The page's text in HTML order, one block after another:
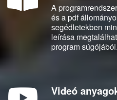
A
és a pdf
segédletekben
leírása
program súgójából.
Videó